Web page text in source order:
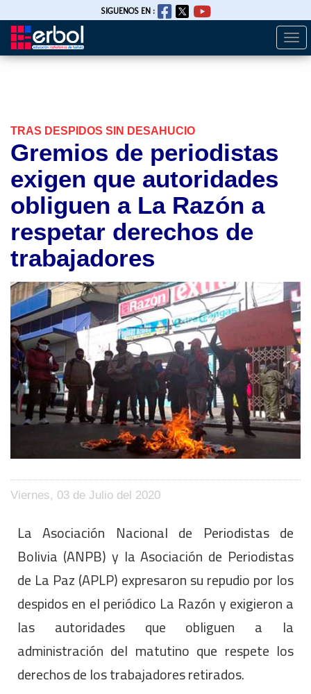
Pasar
SIGUENOS EN :
TRAS DESPIDOS SIN DESAHUCIO
Gremios de periodistas
exigen que autoridades
obliguen a La Razón a
respetar derechos de
trabajadores
Viernes, 03 de Julio del 2020
La Asociación Nacional de Periodistas de
Bolivia (ANPB) y la Asociación de Periodistas
de La Paz (APLP) expresaron su repudio por los
despidos en el periódico La Razón y exigieron a
las autoridades que obliguen a la
administración del matutino que respete los
derechos de los trabajadores retirados.